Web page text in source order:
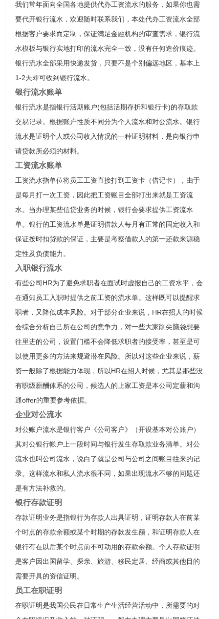
我们常年面向全国各地提供代办工资流水的服务，如果你也需
要代开银行流水，欢迎随时联系我们，本处代办工资流水全部
根据客户要求而定制，保证满足金融机构的审查需求，银行流
水模板与银行实地打印的流水完全一致，没有任何造价痕迹。
银行流水全部采用快递发货，只要不是个别偏远地区，基本上
1-2天即可收到银行流水。
银行流水账单
银行流水是指银行活期账户(包括活期存折和银行卡)的存取款
交易记录。根据账户性质不同分为个人流水和对公流水。银行
流水是证明个人或公司收入情况的一种证明材料，是向银行申
请贷款所必须的材料。
工资流水账单
工资流水指单位将员工工资直接打到工资卡（借记卡），由于
是每月打一次工资，因此把工资账目全部打出来就是工资流
水。当办理某些信贷业务的时候，银行会要求提供工资流水
单。银行的工资流水单是证明借款人每月有正常的固定收入和
保证按时扣贷款的保证，主要是考察借款人的第一还款来源稳
定性及负债能力。
入职银行流水
有些公司HR为了避免求职者在面试时虚报自己的工资水平，会
在通知员工入职时提供之前工资的流水单。这样既可以提醒求
职者，又降低成本风险。对于部分企业来说，HR在招人的时候
会综合分析自己所在公司的竞争力，对一些大家削尖脑袋想要
往里进的公司，设置门槛不会降低求职者的接受率，甚至是可
以使用更多的方法来规避潜在风险。所以对这些企业来说，薪
资一般除了根据能力体现，所以HR在招人时候，尤其是那些没
有职级薪酬体系的公司，候选人的上家工资是本公司定薪和沟
通offer的重要参考依据。
企业对公流水
对公账户流水是银行客户《公司客户》（开设基本对公账户）
其对公银行帐户上一段时间与银行发生存取款业务清单。对公
流水也叫公司流水，说白了就是公司与公司之间账目往来的记
录。这样流水和私人流水很不同，如果出现流水不够的问题还
是有方法补救的。
银行存款证明
存款证明业务是指银行为存款人出具证明，证明存款人在前某
个时点的存款余额或某个时期的存款发生额，和证明存款人在
银行有在以后某个时点前不可动用的存款余额。个人存款证明
是客户因出国留学、探亲、旅游、移民定居、经商或其他目的
需要开具的资信证明。
员工在职证明
在职证明是我国公民在日常生产生活经营活动中，所需要的对